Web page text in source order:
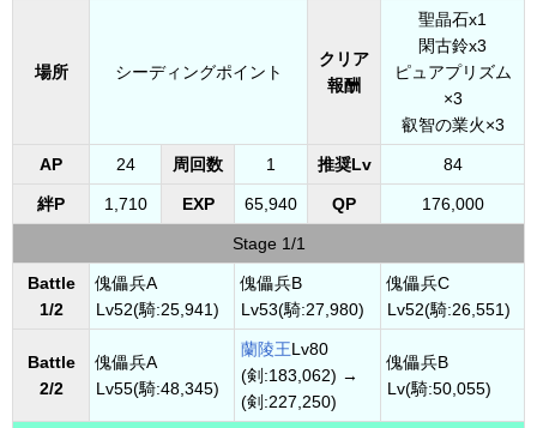
場所 シーディングポイント
クリア
報酬
聖晶石x1
閑古鈴x3
ピュアプリズム
×3
叡智の業火×3
AP 24 周回数 1 推奨Lv 84
絆P 1,710 EXP 65,940 QP 176,000
Stage 1/1
Battle
1/2
傀儡兵A
Lv52(騎:25,941)
傀儡兵B
Lv53(騎:27,980)
傀儡兵C
Lv52(騎:26,551)
Battle
2/2
傀儡兵A
Lv55(騎:48,345)
蘭陵王Lv80
(剣:183,062) →
(剣:227,250)
傀儡兵B
Lv(騎:50,055)